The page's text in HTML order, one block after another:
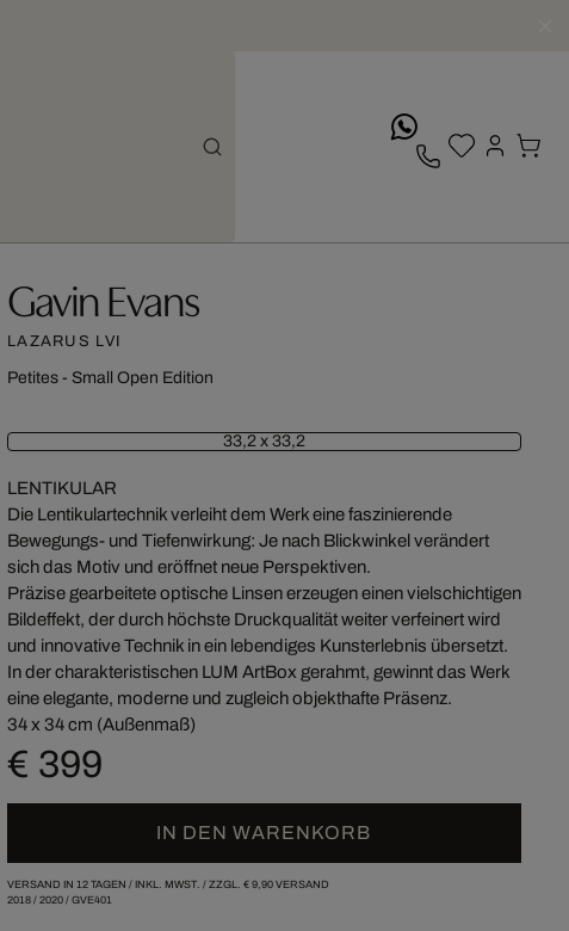
Gavin Evans
LAZARUS LVI
Petites - Small Open Edition
33,2 x 33,2
LENTIKULAR
Die Lentikulartechnik verleiht dem Werk eine faszinierende
Bewegungs- und Tiefenwirkung: Je nach Blickwinkel verändert
sich das Motiv und eröffnet neue Perspektiven.
Präzise gearbeitete optische Linsen erzeugen einen vielschichtigen
Bildeffekt, der durch höchste Druckqualität weiter verfeinert wird
und innovative Technik in ein lebendiges Kunsterlebnis übersetzt.
In der charakteristischen LUM ArtBox gerahmt, gewinnt das Werk
eine elegante, moderne und zugleich objekthafte Präsenz.
34 x 34 cm (Außenmaß)
€ 399
IN DEN WARENKORB
VERSAND IN 12 TAGEN / INKL. MWST. / ZZGL. € 9,90VERSAND
2018/ 2020/ GVE401